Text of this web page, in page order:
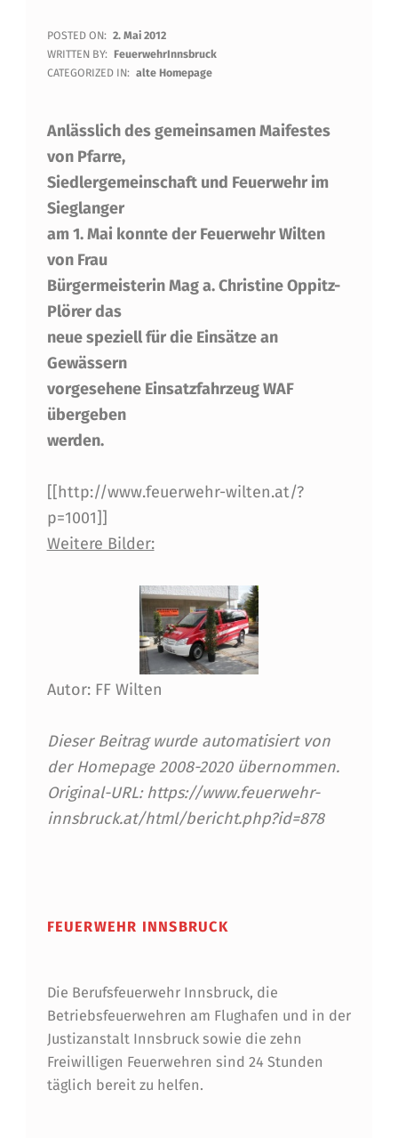
S
E
N
U
N
G
D
E
S
N
E
U
N
W
A
R
E
I
N
Z
A
H
R
Z
POSTED ON: 2. Mai 2012
WRITTEN BY: FeuerwehrInnsbruck
CATEGORIZED IN: alte Homepage
Anlässlich des gemeinsamen Maifestes
von Pfarre,
Siedlergemeinschaft und Feuerwehr im
Sieglanger
am 1. Mai konnte der Feuerwehr Wilten
von Frau
Bürgermeisterin Mag a. Christine Oppitz-
Plörer das
neue speziell für die Einsätze an
Gewässern
vorgesehene Einsatzfahrzeug WAF
übergeben
werden.
[[http://www.feuerwehr-wilten.at/?
p=1001]]
Weitere Bilder:
Autor: FF Wilten
Dieser Beitrag wurde automatisiert von
der Homepage 2008-2020 übernommen.
Original-URL: https://www.feuerwehr-
innsbruck.at/html/bericht.php?id=878
FEUERWEHR INNSBRUCK
Die Berufsfeuerwehr Innsbruck, die
Betriebsfeuerwehren am Flughafen und in der
Justizanstalt Innsbruck sowie die zehn
Freiwilligen Feuerwehren sind 24 Stunden
täglich bereit zu helfen.